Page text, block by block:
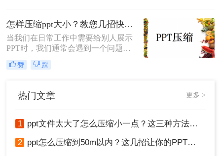
能会受到影响。本文将介绍ppt文档如
何压缩，以便您可以更容易地分享和
传递。
怎样压缩ppt大小？教您几招快速操作！
当我们在日常工作中需要给别人展示
PPT时，我们通常会遇到一个问题，
那就是PPT文件过大，无法发送或上
传。而压缩PPT文件是一个非常好的
缩ppt大小的方法。
赞 踩
热门文章 更多 >
1 ppt文件太大了怎么压缩小一点？这三种方法轻松解决！
2 ppt怎么压缩到50m以内？这几招让你的PPT秒瘦身！